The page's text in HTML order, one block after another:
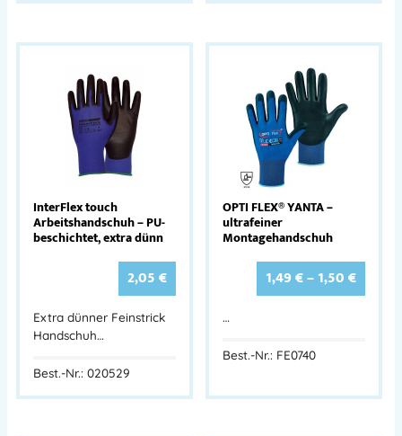
InterFlex touch
Arbeitshandschuh – PU-
beschichtet, extra dünn
2,05€
Extra dünner Feinstrick
Handschuh…
Best.-Nr.: 020529
OPTI FLEX® YANTA –
ultrafeiner
Montagehandschuh
1,49€–1,50€
…
Best.-Nr.: FE0740